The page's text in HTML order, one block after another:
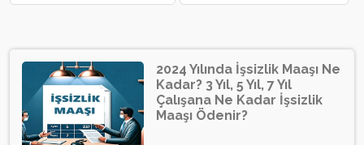
2024 Yılında İşsizlik Maaşı Ne
Kadar? 3 Yıl, 5 Yıl, 7 Yıl
Çalışana Ne Kadar İşsizlik
Maaşı Ödenir?